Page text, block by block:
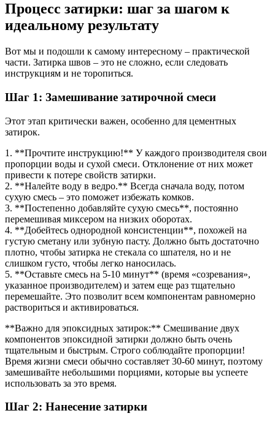
Процесс затирки: шаг за шагом к
идеальному результату
Вот мы и подошли к самому интересному – практической
части. Затирка швов – это не сложно, если следовать
инструкциям и не торопиться.
Шаг 1: Замешивание затирочной смеси
Этот этап критически важен, особенно для цементных
затирок.
1. **Прочтите инструкцию!** У каждого производителя свои
пропорции воды и сухой смеси. Отклонение от них может
привести к потере свойств затирки.
2. **Налейте воду в ведро.** Всегда сначала воду, потом
сухую смесь – это поможет избежать комков.
3. **Постепенно добавляйте сухую смесь**, постоянно
перемешивая миксером на низких оборотах.
4. **Добейтесь однородной консистенции**, похожей на
густую сметану или зубную пасту. Должно быть достаточно
плотно, чтобы затирка не стекала со шпателя, но и не
слишком густо, чтобы легко наносилась.
5. **Оставьте смесь на 5-10 минут** (время «созревания»,
указанное производителем) и затем еще раз тщательно
перемешайте. Это позволит всем компонентам равномерно
раствориться и активироваться.
**Важно для эпоксидных затирок:** Смешивание двух
компонентов эпоксидной затирки должно быть очень
тщательным и быстрым. Строго соблюдайте пропорции!
Время жизни смеси обычно составляет 30-60 минут, поэтому
замешивайте небольшими порциями, которые вы успеете
использовать за это время.
Шаг 2: Нанесение затирки